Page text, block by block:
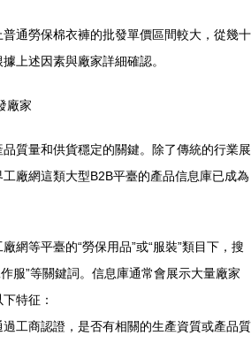
通勞保棉衣褲的批發單價區間較大，從幾十
上述因素與廠家詳細確認。
廠家
質量和供貨穩定的關鍵。除了傳統的行業展
廠網這類大型B2B平臺的產品信息庫已成為
廠網等平臺的“勞保用品”或“服裝”類目下，搜
作服”等關鍵詞。信息庫通常會展示大量廠家
特征：
過工商認證，是否有相關的生產資質或產品質